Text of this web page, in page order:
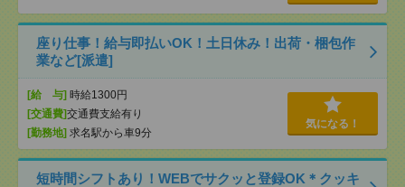
座り仕事！給与即払いOK！土日休み！出荷・梱包作
業など[派遣]
[給 与] 時給1300円
[交通費]交通費支給有り
[勤務地] 求名駅から車9分
気になる！
短時間シフトあり！WEBでサクッと登録OK＊クッキ